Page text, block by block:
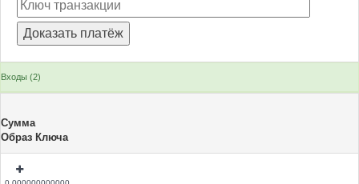
Входы (2)
Сумма
Образ Ключа